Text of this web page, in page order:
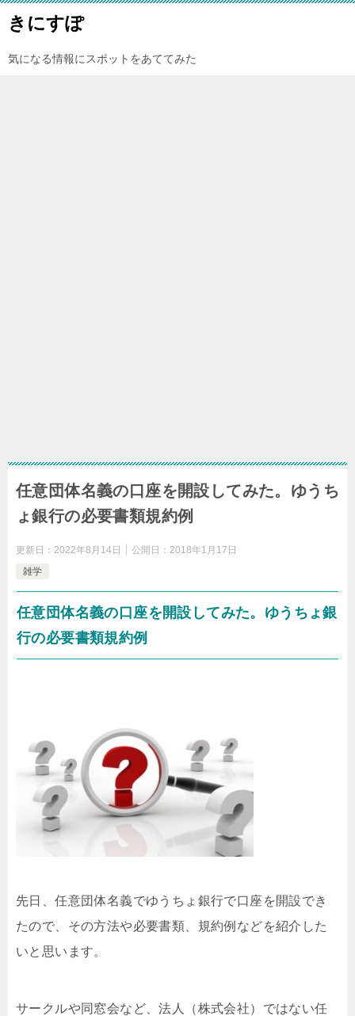
きにすぽ
気になる情報にスポットをあててみた
任意団体名義の口座を開設してみた。ゆうち
ょ銀行の必要書類規約例
更新日： 2022年8月14日 公開日： 2018年1月17日
雑学
任意団体名義の口座を開設してみた。ゆうちょ銀
行の必要書類規約例
先日、任意団体名義でゆうちょ銀行で口座を開設でき
たので、その方法や必要書類、規約例などを紹介した
いと思います。
サークルや同窓会など、法人（株式会社）ではない任